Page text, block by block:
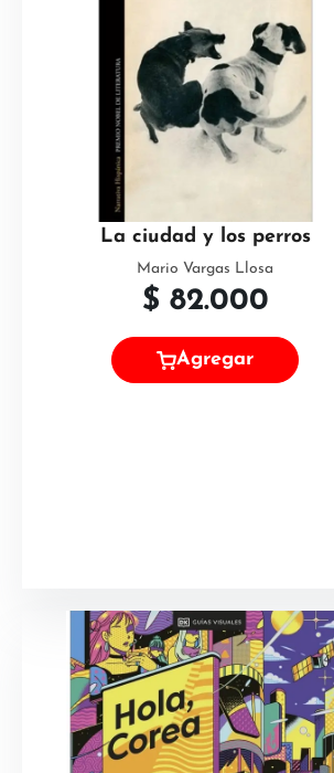
La ciudad y los perros
Mario Vargas Llosa
$ 82.000
Agregar